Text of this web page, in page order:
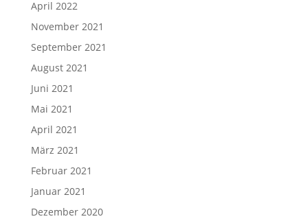
April 2022
November 2021
September 2021
August 2021
Juni 2021
Mai 2021
April 2021
März 2021
Februar 2021
Januar 2021
Dezember 2020